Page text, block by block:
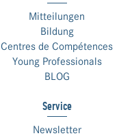
Mitteilungen
Bildung
Centres de Compétences
Young Professionals
BLOG
Service
Newsletter